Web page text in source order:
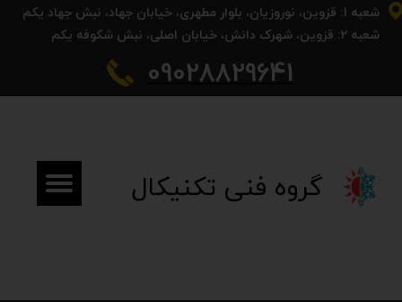
​​گروه فنی تکنیکال​​​​​​​
09028829641​​​​​​​
شعبه 1: قزوین، نوروزیان، بلوار مطهری، خیابان جهاد، نبش جهاد یکم
شعبه 2: قزوین، شهرک دانش، خیابان اصلی، نبش شکوفه یکم​​​​​​​